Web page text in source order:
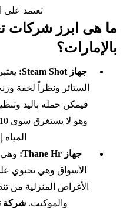
تعتمد على
ما هى ابرز شركات
بالإمارات؟
جهاز
فيمكن حمله باليد
جهاز
وهي
الأغراض المنزلية من
والموكيت.شركة